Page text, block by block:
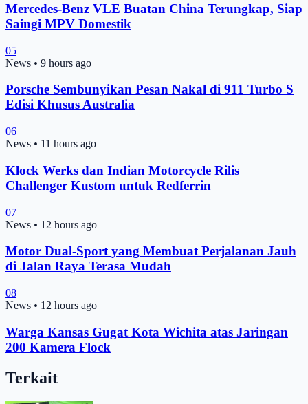
Mercedes-Benz VLE Buatan China Terungkap, Siap
Saingi MPV Domestik
05
News • 9 hours ago
Porsche Sembunyikan Pesan Nakal di 911 Turbo S
Edisi Khusus Australia
06
News • 11 hours ago
Klock Werks dan Indian Motorcycle Rilis
Challenger Kustom untuk Redferrin
07
News • 12 hours ago
Motor Dual-Sport yang Membuat Perjalanan Jauh
di Jalan Raya Terasa Mudah
08
News • 12 hours ago
Warga Kansas Gugat Kota Wichita atas Jaringan
200 Kamera Flock
Terkait